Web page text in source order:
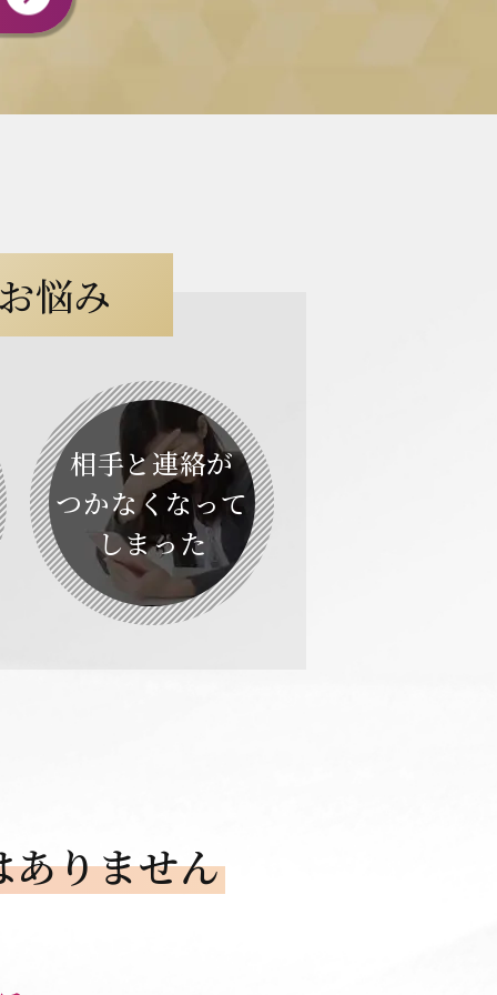
悩み
相手と連絡が
つかなくなって
しまった
ありません